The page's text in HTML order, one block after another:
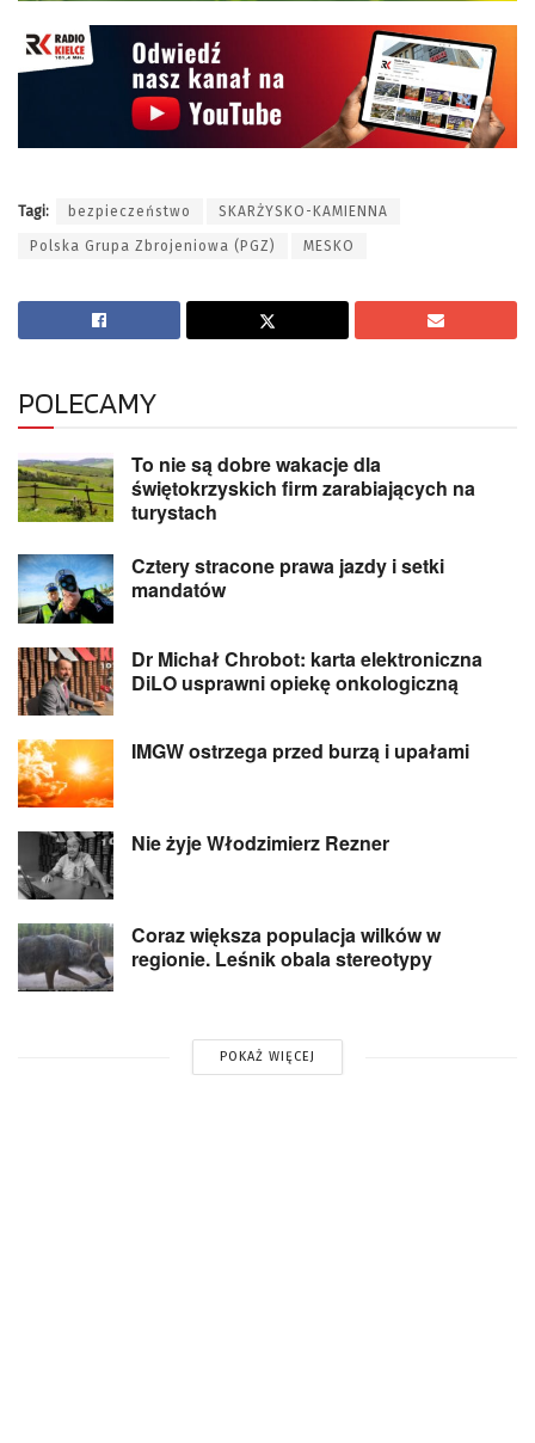
Tagi: bezpieczeństwo SKARŻYSKO-KAMIENNA
Polska Grupa Zbrojeniowa (PGZ) MESKO
POLECAMY
To nie są dobre wakacje dla
świętokrzyskich firm zarabiających na
turystach
Cztery stracone prawa jazdy i setki
mandatów
Dr Michał Chrobot: karta elektroniczna
DiLO usprawni opiekę onkologiczną
IMGW ostrzega przed burzą i upałami
Nie żyje Włodzimierz Rezner
Coraz większa populacja wilków w
regionie. Leśnik obala stereotypy
POKAŻ WIĘCEJ